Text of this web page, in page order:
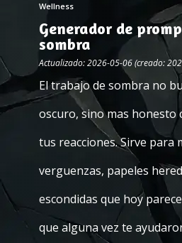
Wellness
Generador de
sombra
Actualizado: 2026-05-06 (creado:
El trabajo de sombra no
oscuro, sino mas honesto
tus reacciones. Sirve para
verguenzas, papeles
escondidas que hoy
que alguna vez te